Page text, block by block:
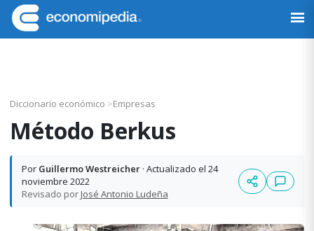
Saltar
a
la
Saltar
al
contenido
Saltar
a
la
Saltar
al
pie
Economipedia
Haciendo
Diccionario económico >Empresas
Método Berkus
Por Guillermo Westreicher· Actualizado el 24
noviembre 2022
Revisado porJosé Antonio Ludeña